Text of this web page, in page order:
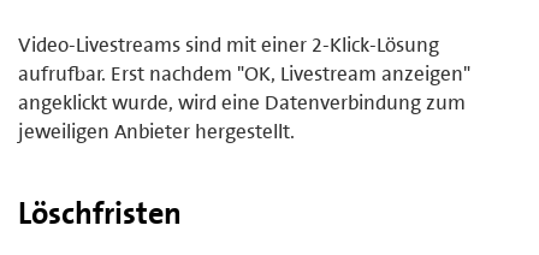
Video-Livestreams sind mit einer 2-Klick-Lösung
aufrufbar. Erst nachdem "OK, Livestream anzeigen"
angeklickt wurde, wird eine Datenverbindung zum
jeweiligen Anbieter hergestellt.
Löschfristen